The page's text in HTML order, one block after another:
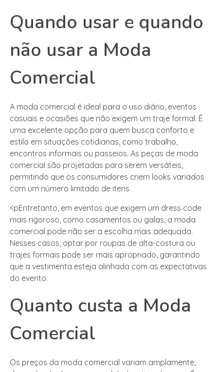
Quando usar e quando
não usar a Moda
Comercial
A moda comercial é ideal para o uso diário, eventos
casuais e ocasiões que não exigem um traje formal. É
uma excelente opção para quem busca conforto e
estilo em situações cotidianas, como trabalho,
encontros informais ou passeios. As peças de moda
comercial são projetadas para serem versáteis,
permitindo que os consumidores criem looks variados
com um número limitado de itens.
<pEntretanto, em eventos que exigem um dress code
mais rigoroso, como casamentos ou galas, a moda
comercial pode não ser a escolha mais adequada.
Nesses casos, optar por roupas de alta-costura ou
trajes formais pode ser mais apropriado, garantindo
que a vestimenta esteja alinhada com as expectativas
do evento.
Quanto custa a Moda
Comercial
Os preços da moda comercial variam amplamente,